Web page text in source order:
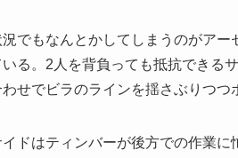
でもなんとかしてしまうのがアー
る。2人を背負っても抵抗できる
せでビラのラインを揺さぶりつ
ドはティンバーが後方での作業に